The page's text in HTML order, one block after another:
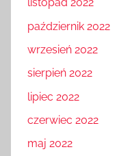
listopad 2022
październik 2022
wrzesień 2022
sierpień 2022
lipiec 2022
czerwiec 2022
maj 2022